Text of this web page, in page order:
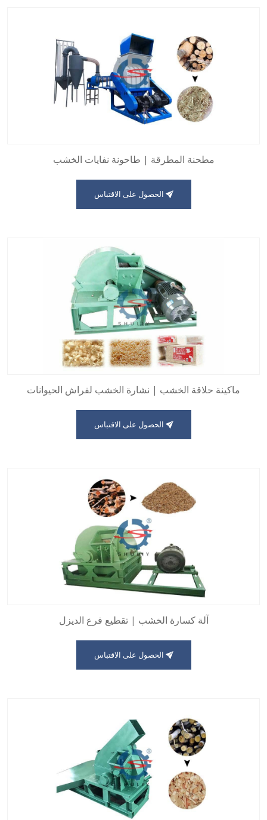
مطحنة المطرقة | طاحونة نفايات الخشب
الحصول على الاقتباس
ماكينة حلاقة الخشب | نشارة الخشب لفراش الحيوانات
الحصول على الاقتباس
آلة كسارة الخشب | تقطيع فرع الديزل
الحصول على الاقتباس